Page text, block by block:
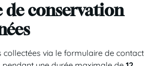
de conservation
collectées via le formulaire de contact